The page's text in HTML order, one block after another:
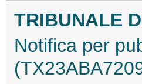
TRIBUNALE
Notifica per